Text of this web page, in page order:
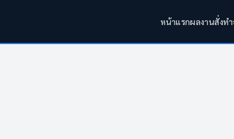
หน้าแรกผลงานสั่งทำ